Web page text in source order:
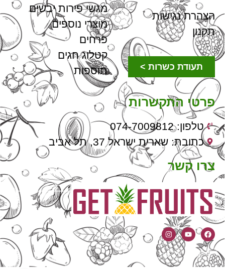
הצהרת נגישות
תקנון
תעודת כשרות >
מגשי פירות יבשים
מוצרי נוספים
פרחים
קטלוג חגים
תוספות
פרטי התקשרות
טלפון: 074-7009812
כתובת: שארית ישראל 37, תל אביב
צרו קשר